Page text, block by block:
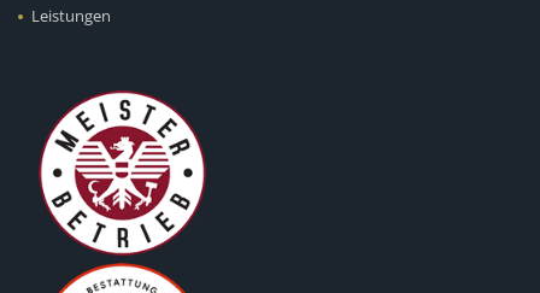
Leistungen